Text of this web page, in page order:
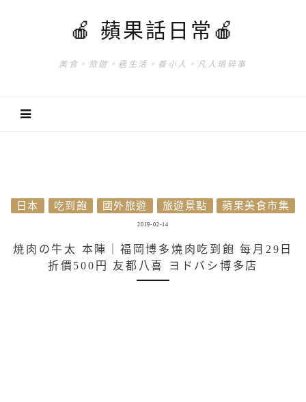
🍎 蘋果話日常🍎
美食。旅遊。過生活。養小人。凡人瑣碎事
日本 吃到飽 國外旅遊 旅遊景點 蘋果美食市集
2019-02-14
焼肉の牛太 本陣｜福岡博多燒肉吃到飽 每月29日
折價500円 友都八喜 ヨドバシ博多店